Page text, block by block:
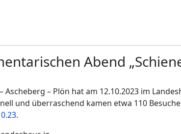
Abend
– Plön hat am 12.10.2023 im
und überraschend kamen etwa 110
.